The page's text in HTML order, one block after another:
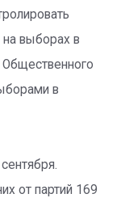
на выборах в
Общественного
в
от партий 169